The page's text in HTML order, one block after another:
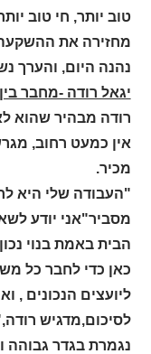
טוב יותר, חי טוב
מחזירה את
נהנה היום, והערך
יגאל רודה -מחבר
רודה מבהיר שהוא
אין כמעט רחוב,
מכיר.
"העבודה שלי היא
מסביר"אני יודע
הבית באמת בנוי
כאן כדי לחבר כל
ליועצים הנכונים ,
לסיכום,מדגיש
נגמרת בגדר גבוהה